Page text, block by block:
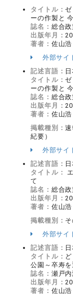
タイトル：
ーの作製と
誌名： 総合
出版年月：
著者： 佐山浩
外部サイ
記述言語：
タイトル：
ーの作製と
誌名： 総合
出版年月：
著者： 佐山浩
掲載種別：
紀要）
外部サイ
記述言語：
タイトル：
て
誌名： 総合
出版年月：
著者： 佐山浩
掲載種別：
外部サイ
記述言語：
タイトル：
公園～卒寿
誌名： 瀬戸
出版年月：
著者： 佐山浩